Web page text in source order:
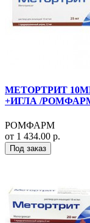
МЕТОРТРИТ
+ИГЛА /
РОМФАРМ
от 1 434.00 р.
Под заказ